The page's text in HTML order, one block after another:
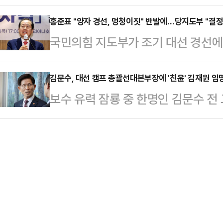
도전이자 내란 수괴 윤석열과 내…
사표를 던졌다.그는 "김문수가 이
생을 통해 약자를 보살피는 삶을 살
해 왔다. 스스로 깨끗해야 남 앞에
본 적 없다"고 …
'모두의 나라, 내 삶의 선진국'을 향
연 경기도지사가 제21대 대통령 선
에 이은 두 번째 출마이자, 더불어
연 지사는 9일 오전 9시 인천국제
회견을 갖고 "이대로는 안 된다는
삶의 선진국을 만들겠다"는 포부를
국…
홍준표 "양자 경선, 멍청이짓" 반발에…당지도부 "결
국민의힘 지도부가 조기 대선 경선
최후 두 후보를 뽑아 양자 결선을
것이 없다"고 밝혔다.이양수 국민
나 '양자 결선 구도에 대해 찬탄(탄
다는 지적이 나왔다'는 물음에 "양
김문수, 대선 캠프 총괄선대본부장에 '친윤' 김재원 임
보수 유력 잠룡 중 한명인 김문수
선언을 하는 가운데, 김재원 국민의